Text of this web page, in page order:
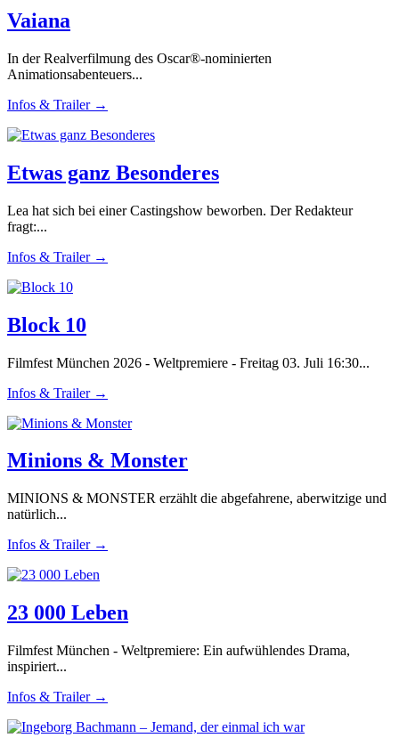
Vaiana
In der Realverfilmung des Oscar®-nominierten
Animationsabenteuers...
Infos & Trailer →
Etwas ganz Besonderes
Lea hat sich bei einer Castingshow beworben. Der Redakteur
fragt:...
Infos & Trailer →
Block 10
Filmfest München 2026 - Weltpremiere - Freitag 03. Juli 16:30...
Infos & Trailer →
Minions & Monster
MINIONS & MONSTER erzählt die abgefahrene, aberwitzige und
natürlich...
Infos & Trailer →
23 000 Leben
Filmfest München - Weltpremiere: Ein aufwühlendes Drama,
inspiriert...
Infos & Trailer →